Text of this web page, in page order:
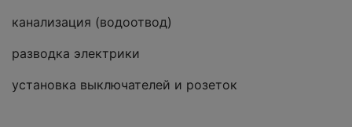
канализация (водоотвод)
разводка электрики
установка выключателей и розеток